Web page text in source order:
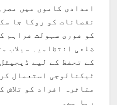
امدادی کاموں میں
نقصانات کو روکا جا
کو فوری سہولت فراہم
ضلعی انتظامیہ سیلاب
کے تحفظ کے لیے
ٹیکنالوجی استعمال
متاثرہ افراد کو تلاش
رہا ہے۔